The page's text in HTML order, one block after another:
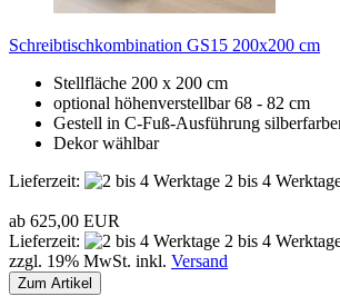
Schreibtischkombination GS15 200x200 cm
Stellfläche 200 x 200 cm
optional höhenverstellbar 68 - 82 cm
Gestell in C-Fuß-Ausführung
Dekor wählbar
Lieferzeit:
2 bis 4
ab 625,00 EUR
Lieferzeit:
2 bis 4
zzgl. 19% MwSt. inkl. Versand
Zum Artikel